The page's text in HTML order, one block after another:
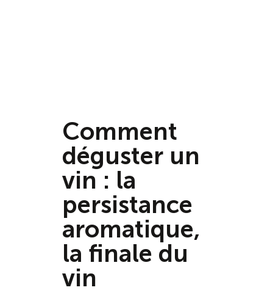
Comment
déguster un
vin : la
persistance
aromatique,
la finale du
vin